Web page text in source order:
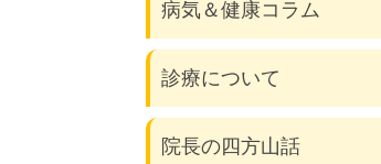
病気＆健康コラム
診療について
院長の四方山話